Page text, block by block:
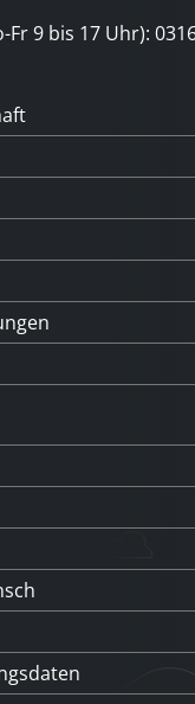
Fr 9 bis 17 Uhr):